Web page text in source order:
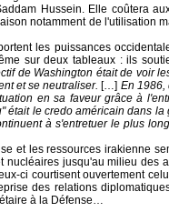
Hussein. Elle coûtera
notamment de l'utilisation
les puissances
sur deux tableaux : ils
de Washington était de voir
et se neutraliser. […] En 1986,
en sa faveur grâce à
était le credo américain dans la
à s'entretuer le plus
et les ressources irakienne
nucléaires jusqu'au milieu des
ci courtisent ouvertement
des relations
à la Défense…